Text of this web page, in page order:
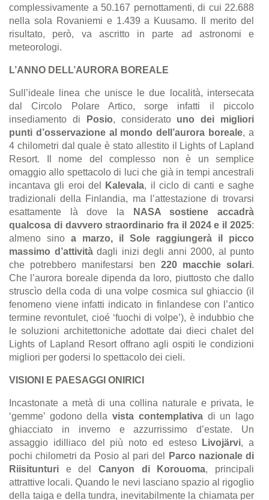
complessivamente a 50.167 pernottamenti, di cui 22.688
nella sola Rovaniemi e 1.439 a Kuusamo. Il merito del
risultato, però, va ascritto in parte ad astronomi e
meteorologi.
L’ANNO DELL’AURORA BOREALE
Sull’ideale linea che unisce le due località, intersecata
dal Circolo Polare Artico, sorge infatti il piccolo
insediamento di
Posio, considerato uno dei migliori
punti d’osservazione al mondo dell’aurora boreale, a
4 chilometri dal quale è stato allestito il Lights of Lapland
Resort. Il nome del complesso non è un semplice
omaggio allo spettacolo di luci che già in tempi ancestrali
incantava gli eroi del
Kalevala, il ciclo di canti e saghe
tradizionali della Finlandia, ma l’attestazione di trovarsi
esattamente là dove la
NASA sostiene accadrà
qualcosa di davvero straordinario fra il 2024 e il 2025:
almeno sino a marzo, il Sole raggiungerà il picco
massimo d’attivitàdagli inizi degli anni 2000, al punto
che potrebbero manifestarsi ben 220 macchie solari.
Che l’aurora boreale dipenda da loro, piuttosto che dallo
struscìo della coda di una volpe cosmica sul ghiaccio (il
fenomeno viene infatti indicato in finlandese con l’antico
termine revontulet, cioé ‘fuochi di volpe’), è indubbio che
le soluzioni architettoniche adottate dai dieci chalet del
Lights of Lapland Resort offrano agli ospiti le condizioni
migliori per godersi lo spettacolo dei cieli.
VISIONI E PAESAGGI ONIRICI
Incastonate a metà di una collina naturale e privata, le
‘gemme’ godono dellavista contemplativadi un lago
ghiacciato in inverno e azzurrissimo d’estate. Un
assaggio idilliaco del più noto ed esteso
Livojärvi, a
pochi chilometri da Posio al pari del
Parco nazionale di
Riisitunturi e del Canyon di Korouoma, principali
attrattive locali. Quando le nevi lasciano spazio al rigoglio
della taiga e della tundra, inevitabilmente la chiamata per